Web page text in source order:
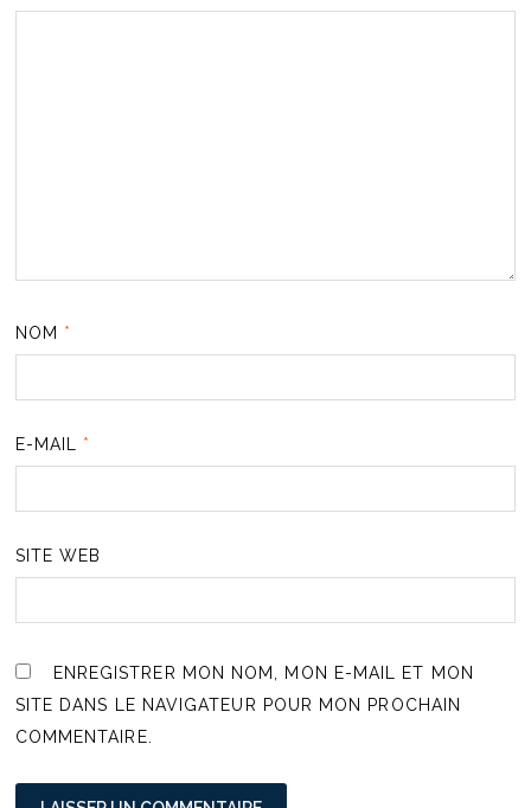
NOM *
E-MAIL *
SITE WEB
ENREGISTRER MON NOM, MON E-MAIL ET MON
SITE DANS LE NAVIGATEUR POUR MON PROCHAIN
COMMENTAIRE.